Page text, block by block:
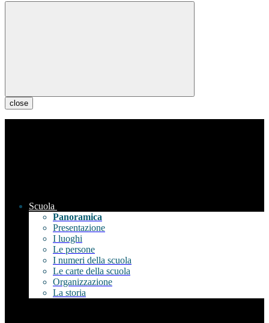
close
Scuola
Panoramica
Presentazione
I luoghi
Le persone
I numeri della scuola
Le carte della scuola
Organizzazione
La storia